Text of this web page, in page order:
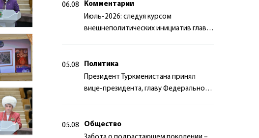
06.08
Комментарии
Июль-2026: следуя курсом
внешнеполитических инициатив главы
05.08
Политика
Президент Туркменистана принял
вице-президента, главу Федерального
05.08
Общество